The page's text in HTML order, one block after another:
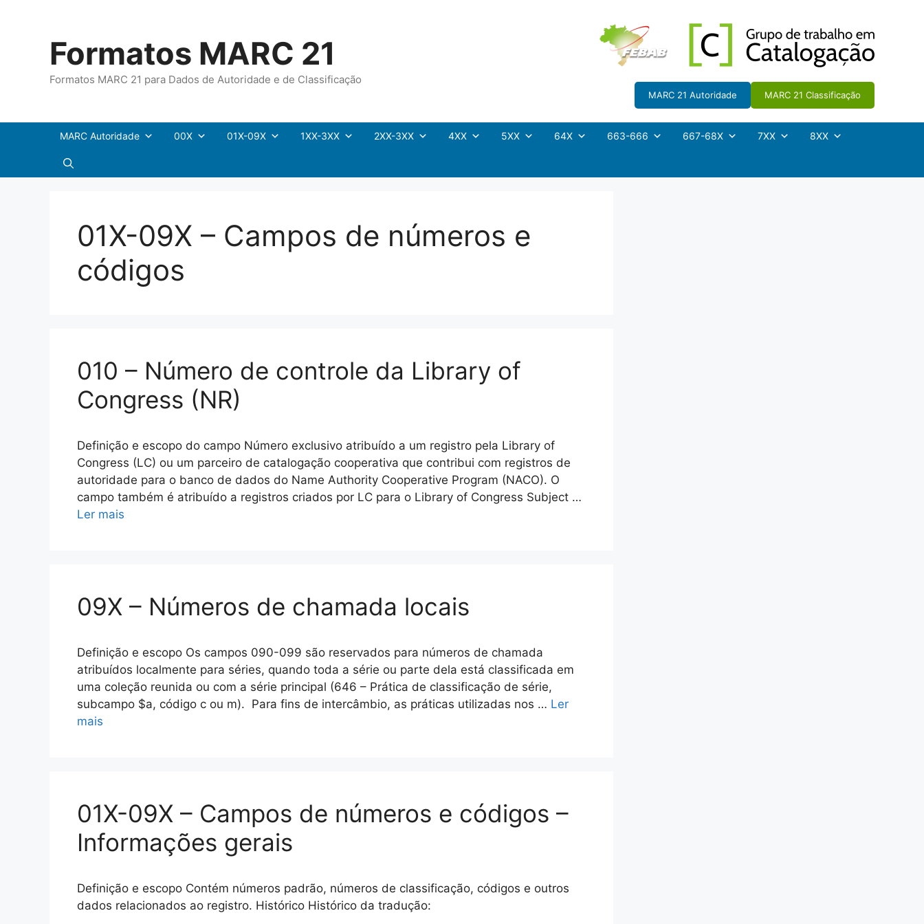
Formatos MARC 21
Formatos MARC 21 para Dados de Autoridade e de Classificação
MARC 21 Autoridade MARC 21 Classificação
MARC Autoridade 00X 01X-09X 1XX-3XX 2XX-3XX 4XX 5XX 64X 663-666 667-68X 7XX 8XX
01X-09X – Campos de números e
códigos
010 – Número de controle da Library of
Congress (NR)
Definição e escopo do campo Número exclusivo atribuído a um registro pela Library of
Congress (LC) ou um parceiro de catalogação cooperativa que contribui com registros de
autoridade para o banco de dados do Name Authority Cooperative Program (NACO). O
campo também é atribuído a registros criados por LC para o Library of Congress Subject …
Ler mais
09X – Números de chamada locais
Definição e escopo Os campos 090-099 são reservados para números de chamada
atribuídos localmente para séries, quando toda a série ou parte dela está classificada em
uma coleção reunida ou com a série principal (646 – Prática de classificação de série,
subcampo $a, código c ou m). Para fins de intercâmbio, as práticas utilizadas nos … Ler
mais
01X-09X – Campos de números e códigos –
Informações gerais
Definição e escopo Contém números padrão, números de classificação, códigos e outros
dados relacionados ao registro. Histórico Histórico da tradução: